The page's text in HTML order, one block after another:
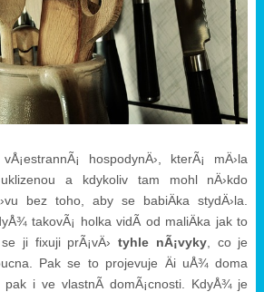
hospodynÄ›, kterÃ¡ mÄ›la
a kdykoliv tam mohl nÄ›kdo
bez toho, aby se babiÄka stydÄ›la.
takovÃ¡ holka vidÃ­ od maliÄka jak to
ji fixuji prÃ¡vÄ› tyhle nÃ¡vyky, co je
Pak se to projevuje Äi uÅ¾ doma
pak i ve vlastnÃ­ domÃ¡cnosti. KdyÅ¾ je